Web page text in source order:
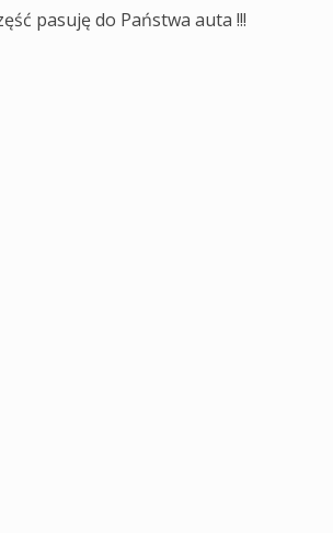
pasuję do Państwa auta !!!